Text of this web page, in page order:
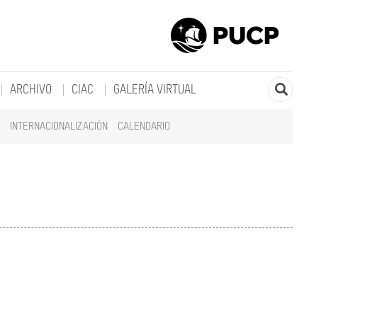
INTERNACIONALIZACIÓN CALENDARIO
ARCHIVO CIAC GALERÍA VIRTUAL